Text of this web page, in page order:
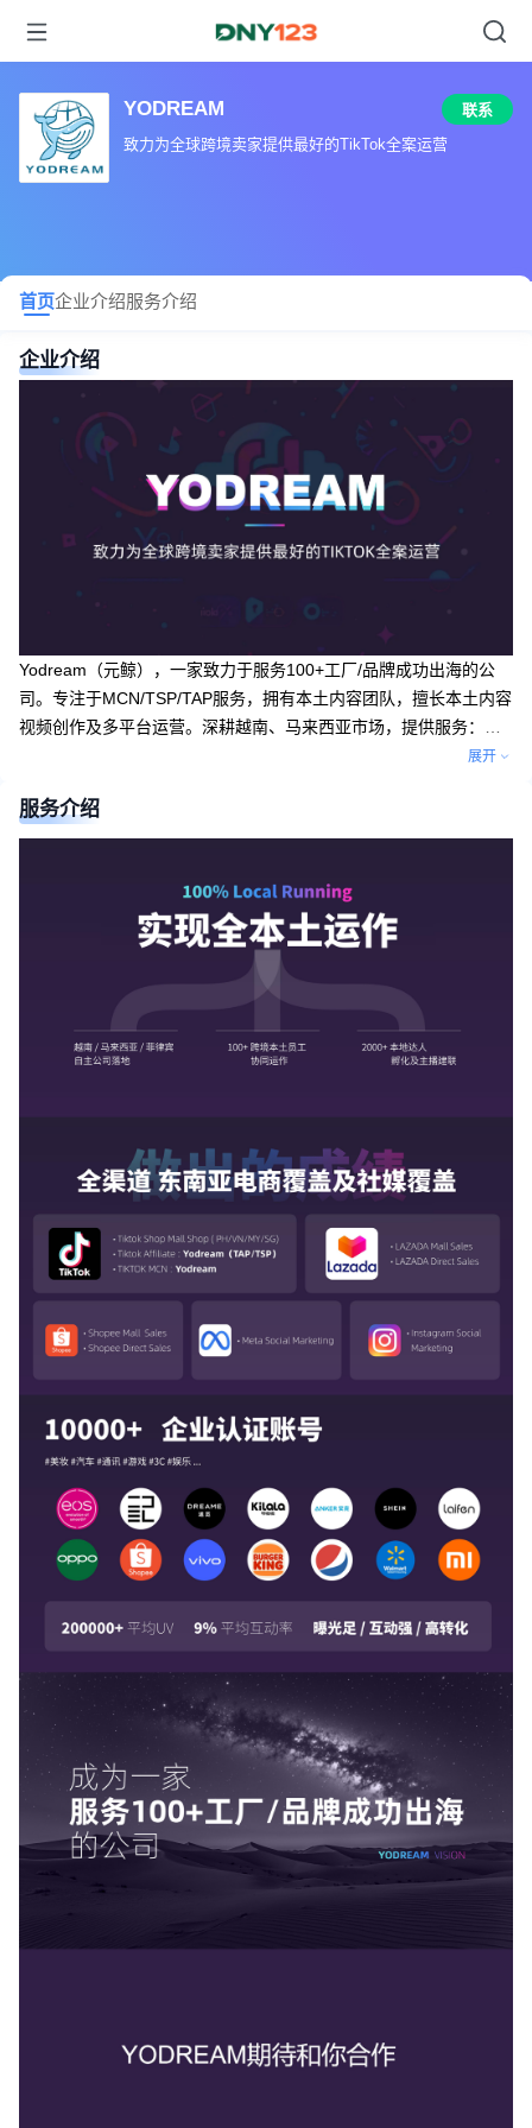
YODREAM
联系
致力为全球跨境卖家提供最好的TikTok全案运营
首页企业介绍服务介绍
企业介绍
Yodream（元鲸），一家致力于服务100+工厂/品牌成功出海的公
司。专注于MCN/TSP/TAP服务，拥有本土内容团队，擅长本土内容
视频创作及多平台运营。深耕越南、马来西亚市场，提供服务：越
南/马来西亚达人短视频合作、越南本土代播、越南/马来西亚原创视
展开
服务介绍